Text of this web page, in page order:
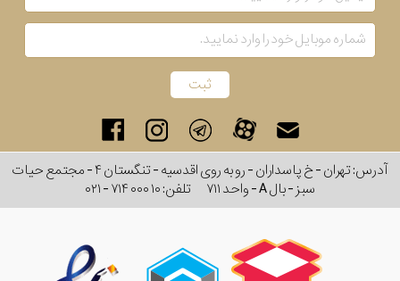
جنس
بکاررفته
کشور
آدرس: تهران - خ پاسداران - رو به روی اقدسیه - تنگستان ۴ - مجتمع حیات
سبز - بال A - واحد ۷۱۱
تلفن:۰۲۱ - ۷۱۴ ۰۰۰ ۱۰